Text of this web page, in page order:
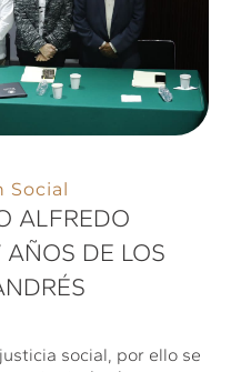
Social
ALFREDO
AÑOS DE LOS
social, por ello se